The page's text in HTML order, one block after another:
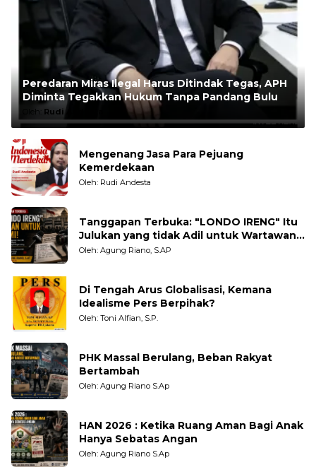
Peredaran Miras Ilegal Harus Ditindak Tegas, APH
Diminta Tegakkan Hukum Tanpa Pandang Bulu
Oleh: Rudi Andesta
Mengenang Jasa Para Pejuang
Kemerdekaan
Oleh: Rudi Andesta
Tanggapan Terbuka: "LONDO IRENG" Itu
Julukan yang tidak Adil untuk Wartawan,
Pengamat dan LSM
Oleh: Agung Riano, S.AP
Di Tengah Arus Globalisasi, Kemana
Idealisme Pers Berpihak?
Oleh: Toni Alfian, S.P.
PHK Massal Berulang, Beban Rakyat
Bertambah
Oleh: Agung Riano S.Ap
HAN 2026 : Ketika Ruang Aman Bagi Anak
Hanya Sebatas Angan
Oleh: Agung Riano S.Ap